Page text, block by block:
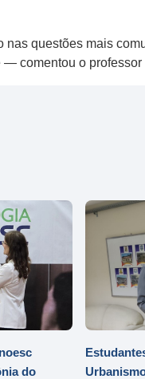
questões mais
comentou o professor
do